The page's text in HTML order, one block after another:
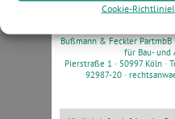
Cookie-Richtlinie
Veröffentlichungen
Bußmann & Feckler PartmbB
für Bau- und
Pierstraße 1 · 50997 Köln ·
92987-20 ·